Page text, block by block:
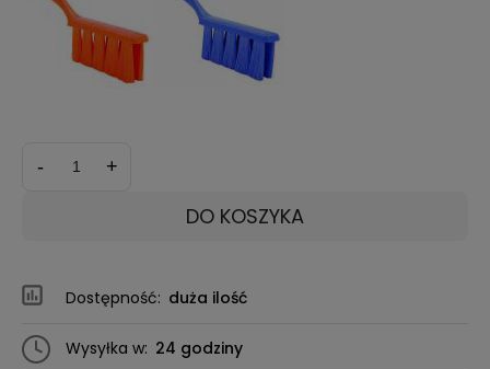
- +
DO KOSZYKA
Dostępność: duża ilość
Wysyłka w: 24 godziny